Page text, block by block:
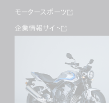
モータースポーツ
企業情報サイト